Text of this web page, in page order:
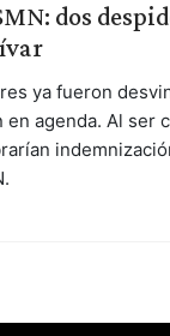
dos
ya fueron
en agenda. Al ser